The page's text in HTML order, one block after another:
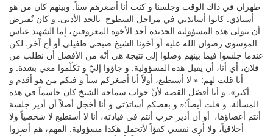
طهران في ذاك الوقت وجلسنا و كنت أنا أصغرهم سناً. وبينهم كان من هو
أستاذي. كانوا أساتذتي في مراحل السطوح بالحد الأدنى. و كان يٌفترض
أن يتولى هذه المسؤولية الجديدة أحد الأخوة المعروفين، إما الشهيد عباس
الموسوي رضوان الله عليه أو أخونا الشيخ صبحي طفيلي أو أخ آخر. لكن
عندما جلسوا فيما بينهم وصلوا إلى نتيجة هي أنّه من الأفضل أن نطلب من
فلان، أي أنا، أن يقبل هذه المسؤولية. و جاؤوا إليّ و تكلّموا معي بشدة. و
أنا قلت لهم: « لا أستطيع، أولاً أنا أصغركم سناً و فيكم من هو أقدم و
أكبر». و أنا أفصّل القصة لأنّ جواب سماحة الشيخ كان حاسماً في هذه
المسألة. و قلت أيضاً:« و بعضكم أساتذتي و أنا أخجل أصلاً أن أدير جلسة
أنتم أعضاؤها، أو أن أدير حزب أنتم في قيادته، أنا لا أستطيع لا شخصياً ولا
أخلاقياً، ولا أرى نفسي كفؤاً لأتحمل هكذا مسؤولية. المهم، هم أصروا